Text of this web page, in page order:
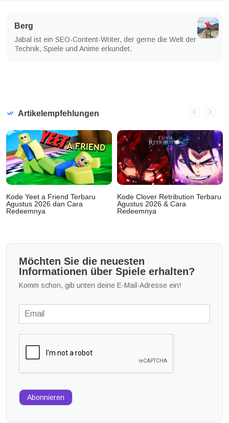
Berg
Jabal ist ein SEO-Content-Writer, der gerne die Welt der
Technik, Spiele und Anime erkundet.
Artikelempfehlungen
Kode Yeet a Friend Terbaru
Agustus 2026 dan Cara
Redeemnya
Kode Clover Retribution Terbaru
Agustus 2026 & Cara
Redeemnya
Möchten Sie die neuesten
Informationen über Spiele erhalten?
Komm schon, gib unten deine E-Mail-Adresse ein!
Abonnieren